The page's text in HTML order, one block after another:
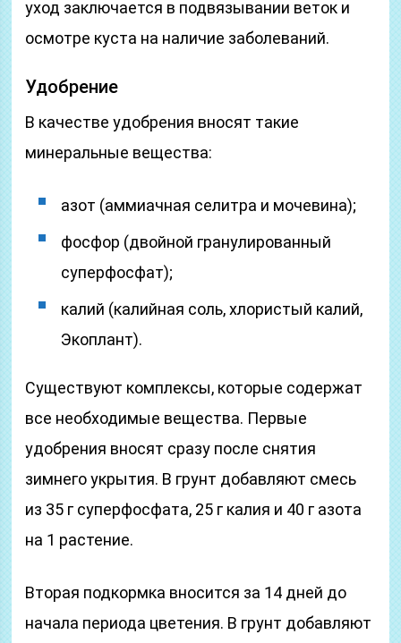
уход заключается в подвязывании веток и
осмотре куста на наличие заболеваний.
Удобрение
В качестве удобрения вносят такие
минеральные вещества:
азот (аммиачная селитра и мочевина);
фосфор (двойной гранулированный
суперфосфат);
калий (калийная соль, хлористый калий,
Экоплант).
Существуют комплексы, которые содержат
все необходимые вещества. Первые
удобрения вносят сразу после снятия
зимнего укрытия. В грунт добавляют смесь
из 35 г суперфосфата, 25 г калия и 40 г азота
на 1 растение.
Вторая подкормка вносится за 14 дней до
начала периода цветения. В грунт добавляют